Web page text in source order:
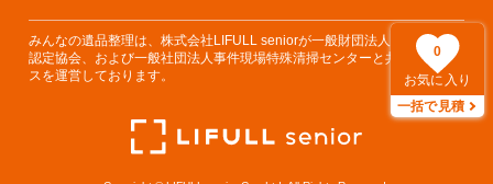
0
お気に入り
一括で見積
みんなの遺品整理は、株式会社LIFULL seniorが一般財団法人遺品整理士
認定協会、および一般社団法人事件現場特殊清掃センターと共同でサービ
スを運営しております。